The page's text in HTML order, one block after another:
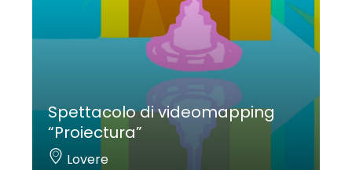
Spettacolo di videomapping
“Proiectura”
Lovere